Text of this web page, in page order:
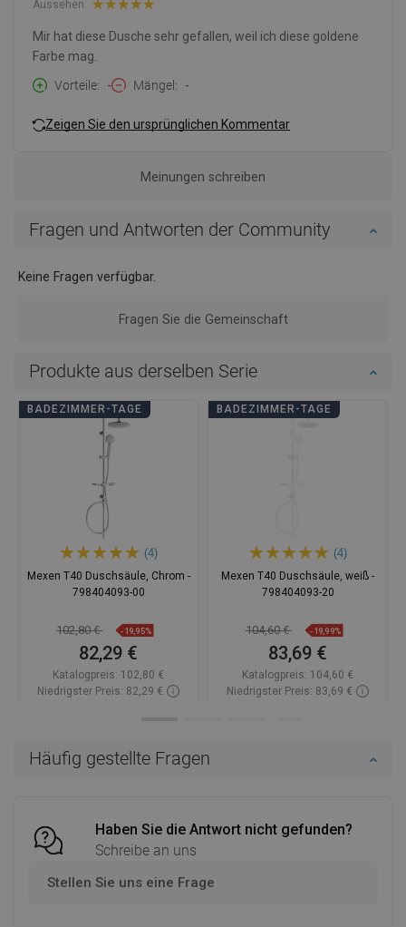
Häufig gestellte Fragen
Haben Sie die Antwort nicht gefunden?
Schreibe an uns
Stellen Sie uns eine Frage
Aussehen:
Mir hat diese Dusche sehr gefallen, weil ich diese goldene
Farbe mag.
Vorteile
- Mängel -
Zeigen Sie den ursprünglichen Kommentar
Meinungen schreiben
Fragen und Antworten der Community
Keine Fragen verfügbar.
Fragen Sie die Gemeinschaft
Produkte aus derselben Serie
BADEZIMMER-TAGE
(4)
Mexen T40 Duschsäule, Chrom -
798404093-00
102,80 € -19,95%
82,29 €
Katalogpreis: 102,80 €
Niedrigster Preis: 82,29 €
BADEZIMMER-TAGE
(4)
Mexen T40 Duschsäule, weiß -
798404093-20
104,60 € -19,99%
83,69 €
Katalogpreis: 104,60 €
Niedrigster Preis: 83,69 €